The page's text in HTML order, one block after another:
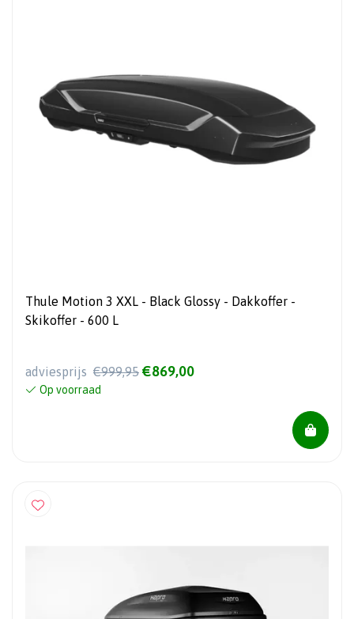
Thule Motion 3 XXL - Black Glossy - Dakkoffer -
Skikoffer - 600 L
adviesprijs €999,95 €869,00
Op voorraad